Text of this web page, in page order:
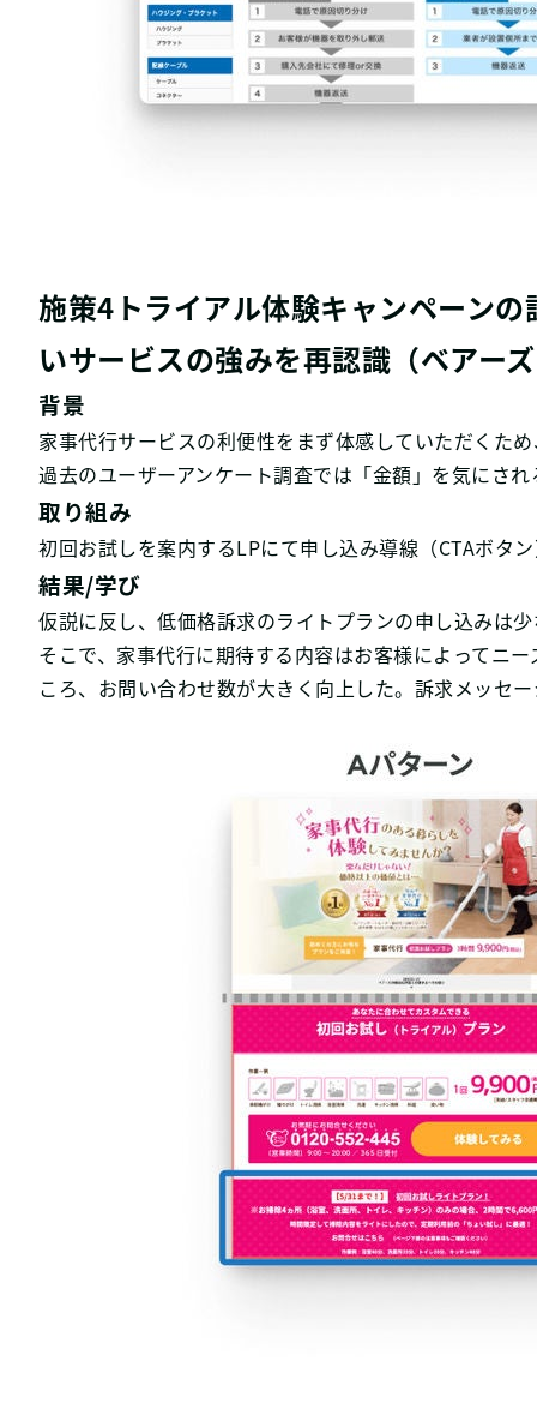
施策4トライアル体験キャンペーン
いサービスの強みを再認識（ベアー
背景
家事代行サービスの利便性をまず体感していただくた
過去のユーザーアンケート調査では「金額」を気にさ
取り組み
初回お試しを案内するLPにて申し込み導線（CTAボタ
結果/学び
仮説に反し、低価格訴求のライトプランの申し込みは
そこで、家事代行に期待する内容はお客様によってニ
ころ、お問い合わせ数が大きく向上した。訴求メッセ